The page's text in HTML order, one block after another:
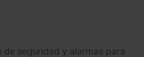
seguridad y alarmas para